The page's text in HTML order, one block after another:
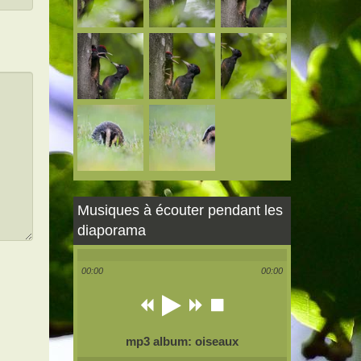
Musiques à écouter pendant les
diaporama
00:00 00:00
mp3 album: oiseaux